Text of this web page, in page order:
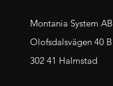
Montania System AB
Olofsdalsvägen 40 B
302 41 Halmstad